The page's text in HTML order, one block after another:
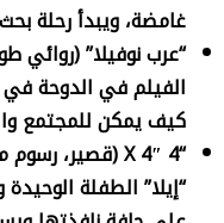
غامضة، ويبدأ رحلة
“عرب نوفيلا” (روائي
كيف يمكن للمجتمع
“4
X 4″ ( قصير، رسوم
“إيلا” الطفلة